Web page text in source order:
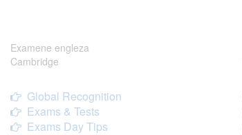
Examene engleza
Cambridge
Global Recognition
Exams & Tests
Exams Day Tips